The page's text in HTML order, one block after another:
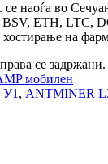
наоѓа во
ETH, LTC,
на
се задржани.
мобилен
У1 , ANTMINER